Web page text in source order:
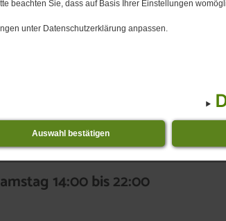
beachten Sie, dass auf Basis Ihrer Einstellungen
unter Datenschutzerklärung anpassen.
Auswahl bestätigen
Zur Info:
17:00 bis 22:00
18:00 bis 22:00
14:00 bis 22:00